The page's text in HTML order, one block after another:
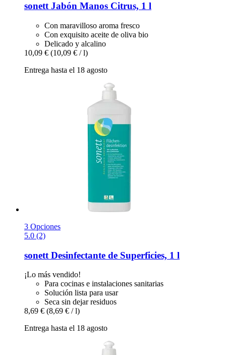
sonettJabón Manos Citrus, 1 l
Con maravilloso aroma fresco
Con exquisito aceite de oliva bio
Delicado y alcalino
10,09 € (10,09 € / l)
Entrega hasta el 18 agosto
3 Opciones
5.0 (2)
sonett Desinfectante de Superficies, 1 l
¡Lo más vendido!
Para cocinas e instalaciones sanitarias
Solución lista para usar
Seca sin dejar residuos
8,69 € (8,69 € / l)
Entrega hasta el 18 agosto